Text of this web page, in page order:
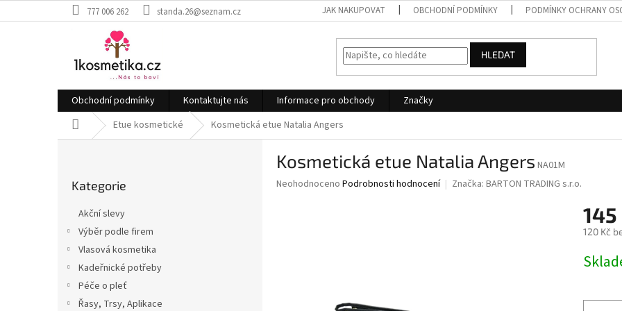
na
777 006 262 standa.26@seznam.cz JAK NAKUPOVAT OBCHODNÍ PODMÍNKY PODMÍNKY OCHRANY
HLEDAT
Obchodní podmínky Kontaktujte nás Informace pro obchody
Značky
Domů Etue kosmetické Kosmetická etue Natalia Angers
kategorie
Kategorie
Akční slevy
Výběr podle firem
Vlasová kosmetika
Kadeřnické potřeby
Péče o pleť
Řasy, Trsy, Aplikace
Kosmetická etue Natalia Angers NA01M
Průměrné
Neohodnoceno Podrobnosti hodnocení Značka: BARTON TRADING s.r.o.
145
120 Kč
cena: